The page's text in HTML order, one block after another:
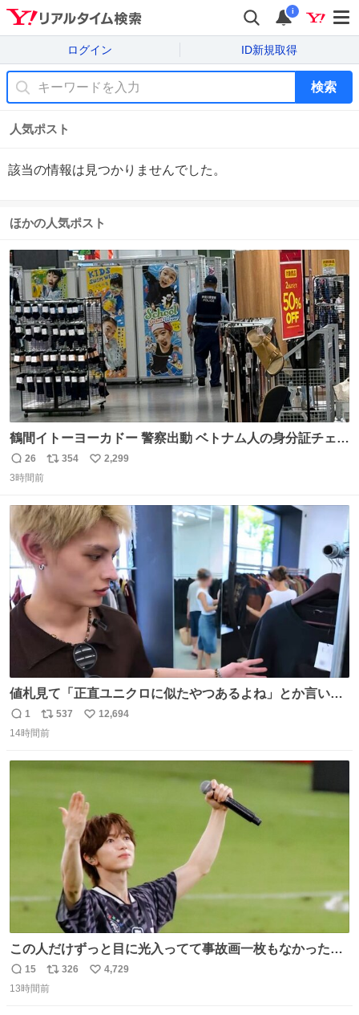
i
ログイン ID新規取得
検索
人気ポスト
該当の情報は見つかりませんでした。
ほかの人気ポスト
鶴間イトーヨーカドー 警察出動 ベトナム人の身分証チェッ
クを開店前に実施、店内まで見張りにきてます。不法滞在
者は覚悟してお越しください。
返
信
26
リ
ト
数
354
い
数
2,299
3時間前
値札見て「正直ユニクロに似たやつあるよね」とか言い出
すの好きすぎるWWWWWWWWWWWWW こちら側と同じ
感覚助かる🙂‍↕️🙂‍↕️🙂‍↕️
返
信
1
リ
ポ
ト
537
い
数
12,694
14時間前
この人だけずっと目に光入ってて事故画一枚もなかったす
ごい #TravisJapan #Jリーグ
返
信
15
リ
ポ
326
い
4,729
13時間前